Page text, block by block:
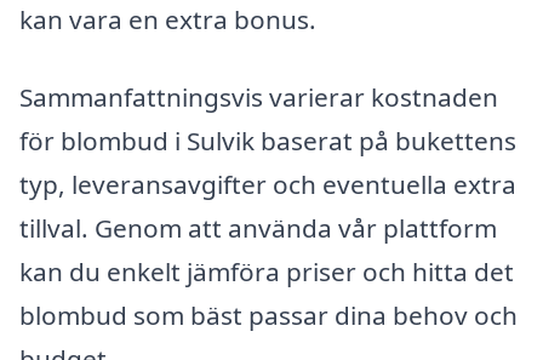
kan vara en extra bonus.
Sammanfattningsvis varierar kostnaden
för blombud i Sulvik baserat på bukettens
typ, leveransavgifter och eventuella extra
tillval. Genom att använda vår plattform
kan du enkelt jämföra priser och hitta det
blombud som bäst passar dina behov och